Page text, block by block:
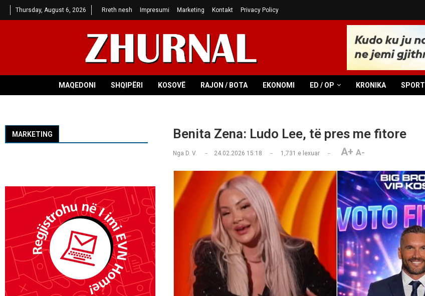
Thursday, August 6, 2026 Rreth nesh Impresumi Marketing Kontakt Privacy Policy
MAQEDONI SHQIPËRI KOSOVË RAJON / BOTA EKONOMI ED / OP KRONIKA SPORT
Benita Zena: Ludo Lee, të pres me fitore
Nga D. V. 24.02.2026 15:18 1,731 e lexuar A+ A-
MARKETING